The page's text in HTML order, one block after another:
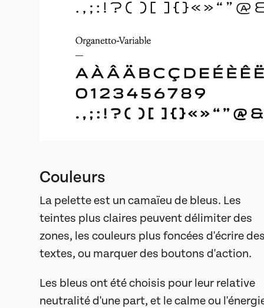
Couleurs
La pelette est un camaïeu de bleus. Les
teintes plus claires peuvent délimiter des
zones, les couleurs plus foncées d'écrire
textes, ou marquer des boutons d'action.
Les bleus ont été choisis pour leur relative
neutralité d'une part, et le calme ou